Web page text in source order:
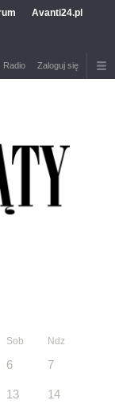
Avanti24.pl
Radio Zaloguj się
Sob Ndz
6 7
13 14